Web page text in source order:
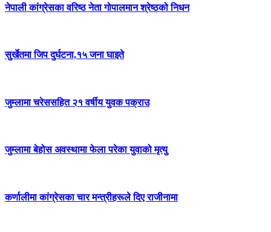
नेपाली कांग्रेसका वरिष्ठ नेता गोपालमान श्रेष्ठको निधन
सुर्खेतमा जिप दुर्घटना,१५ जना घाइते
जुम्लामा चरेससहित २१ वर्षीय युवक पक्राउ
जुम्लामा बेहोस अवस्थामा फेला परेका युवाको मृत्यु
कर्णालीमा कांग्रेसका चार मन्त्रीहरूले दिए राजीनामा